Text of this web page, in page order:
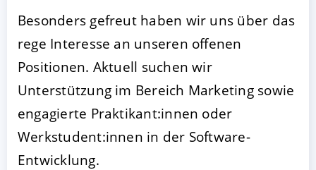
Besonders gefreut haben wir uns über das
rege Interesse an unseren offenen
Positionen. Aktuell suchen wir
Unterstützung im Bereich Marketing sowie
engagierte Praktikant:innen oder
Werkstudent:innen in der Software-
Entwicklung.